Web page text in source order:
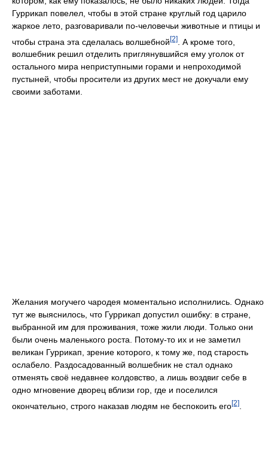
Гуррикап повелел, чтобы в этой стране круглый год царило
жаркое лето, разговаривали по-человечьи животные и птицы и
чтобы страна эта сделалась волшебной[2]
. А кроме того,
волшебник решил отделить приглянувшийся ему уголок от
остального мира неприступными горами и непроходимой
пустыней, чтобы просители из других мест не докучали ему
своими заботами.
Желания могучего чародея моментально исполнились. Однако
тут же выяснилось, что Гуррикап допустил ошибку: в стране,
выбранной им для проживания, тоже жили люди. Только они
были очень маленького роста. Потому-то их и не заметил
великан Гуррикап, зрение которого, к тому же, под старость
ослабело. Раздосадованный волшебник не стал однако
отменять своё недавнее колдовство, а лишь воздвиг себе в
одно мгновение дворец вблизи гор, где и поселился
окончательно, строго наказав людям не беспокоить его[2]